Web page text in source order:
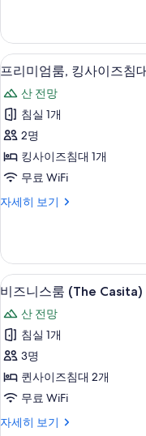
침
대
2
개
(Upstairs)
사
진
모
두
룸,
퀸
사
즈
침
대
2
개
(Upstairs)
자
세
프
리
미
엄
룸,
킹
이
침
대
1
개,
수
영
장
전
망
6
프리미엄룸, 킹사이즈침
산 전망
침실 1개
2명
킹사이즈침대 1개
무료 WiFi
자세히 보기
프
룸,
킹
사
이
즈
침
대
개,
수
영
장
비
즈
니
스
룸
(The
Casita)
사
5
비즈니스룸 (The Casita)
산 전망
침실 1개
3명
퀸사이즈침대 2개
무료 WiFi
자세히 보기
비